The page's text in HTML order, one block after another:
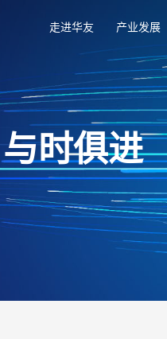
走进华友 产业发展
时俱进